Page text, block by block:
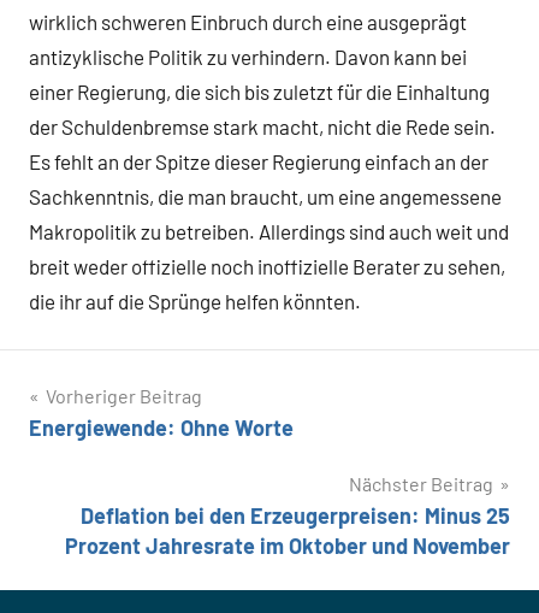
wirklich schweren Einbruch durch eine ausgeprägt
antizyklische Politik zu verhindern. Davon kann bei
einer Regierung, die sich bis zuletzt für die Einhaltung
der Schuldenbremse stark macht, nicht die Rede sein.
Es fehlt an der Spitze dieser Regierung einfach an der
Sachkenntnis, die man braucht, um eine angemessene
Makropolitik zu betreiben. Allerdings sind auch weit und
breit weder offizielle noch inoffizielle Berater zu sehen,
die ihr auf die Sprünge helfen könnten.
Beitragsnavigation
Vorheriger Beitrag
Energiewende: Ohne Worte
Nächster Beitrag
Deflation bei den Erzeugerpreisen: Minus 25
Prozent Jahresrate im Oktober und November